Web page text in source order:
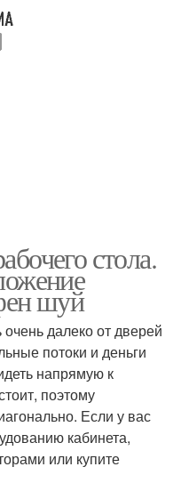
стола.
шуй
далеко от дверей
потоки и деньги
напрямую к
поэтому
Если у вас
кабинета,
или купите